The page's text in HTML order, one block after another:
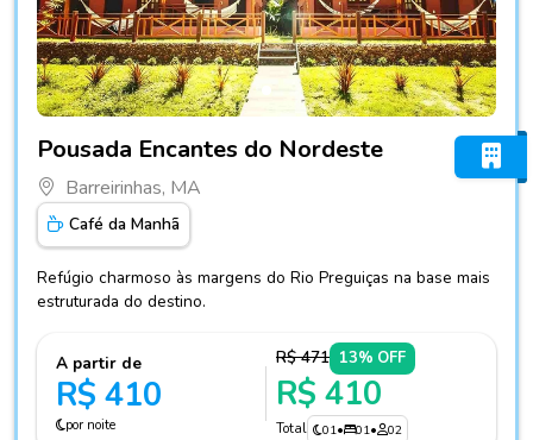
Pousada Encantes do Nordeste
Barreirinhas, MA
Café da Manhã
Refúgio charmoso às margens do Rio Preguiças na base mais
estruturada do destino.
A partir de
R$ 410
por noite
R$ 471 13% OFF
R$ 410
Total 01• 01• 02